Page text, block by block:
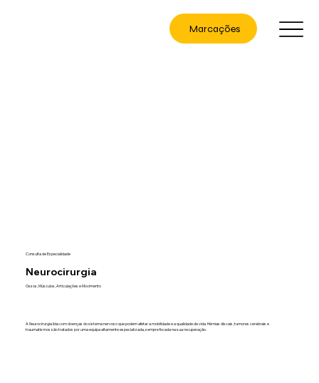
Marcações
Ossos, Músculos, Articulações e Movimento
Neurocirurgia
Consulta de Especialidade
A Neurocirurgia lida com doenças do sistema nervoso que podem afetar a mobilidade e a qualidade de vida. Hérnias discais, tumores cerebrais e
traumatismos são tratados por uma equipa altamente especializada, sempre focada na sua recuperação.